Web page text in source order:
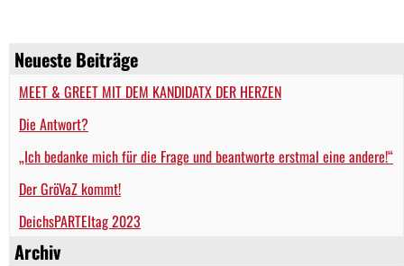
Neueste Beiträge
MEET & GREET MIT DEM KANDIDATX DER HERZEN
Die Antwort?
„Ich bedanke mich für die Frage und beantworte erstmal eine andere!“
Der GröVaZ kommt!
DeichsPARTEItag 2023
Archiv